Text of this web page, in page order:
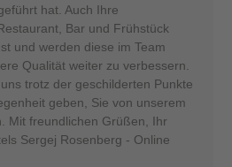
hat. Auch Ihre
Bar und Frühstück
und werden diese im Team
Qualität weiter zu verbessern.
trotz der geschilderten Punkte
geben, Sie von unserem
Mit freundlichen Grüßen, Ihr
Sergej Rosenberg - Online